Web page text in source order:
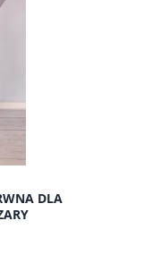
DLA